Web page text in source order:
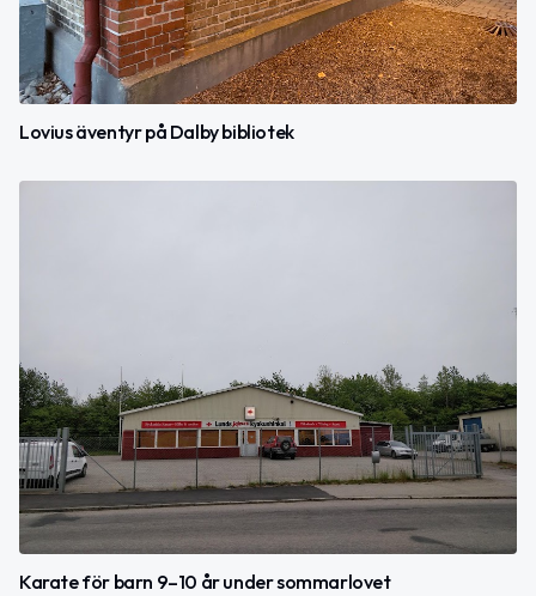
Lovius äventyr på Dalby bibliotek
Karate för barn 9–10 år under sommarlovet